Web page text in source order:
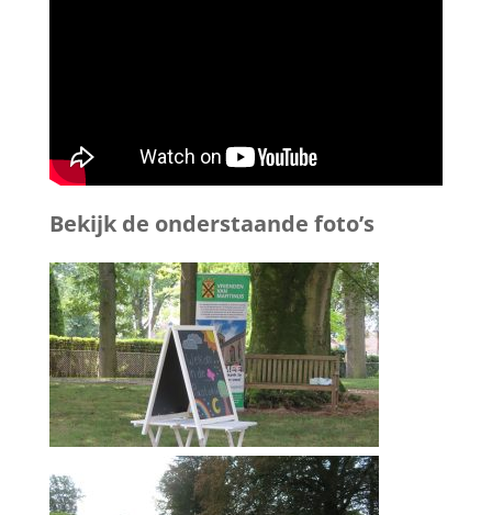
Bekijk de onderstaande foto’s